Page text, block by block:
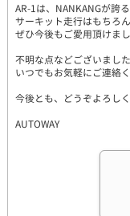
AR-1は、NANKANGが誇
サーキット走行はもちろ
ぜひ今後もご愛用頂けま
不明な点などございました
いつでもお気軽にご連絡く
今後とも、どうぞよろし
AUTOWAY